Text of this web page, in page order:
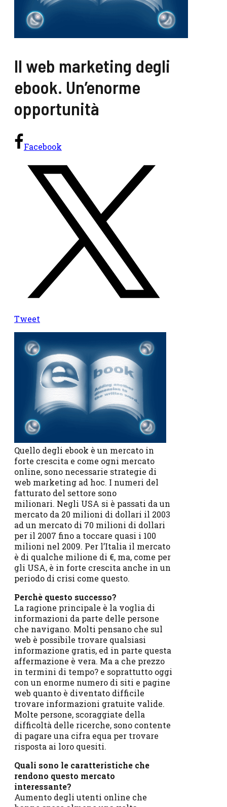
Il web marketing degli
ebook. Un’enorme
opportunità
Facebook
Tweet
Quello degli ebook è un mercato in
forte crescita e come ogni mercato
online, sono necessarie strategie di
web marketing ad hoc. I numeri del
fatturato del settore sono
milionari. Negli USA si è passati da un
mercato da 20 milioni di dollari il 2003
ad un mercato di 70 milioni di dollari
per il 2007 fino a toccare quasi i 100
milioni nel 2009. Per l’Italia il mercato
è di qualche milione di €, ma, come per
gli USA, è in forte crescita anche in un
periodo di crisi come questo.
Perchè questo successo?
La ragione principale è la voglia di
informazioni da parte delle persone
che navigano. Molti pensano che sul
web è possibile trovare qualsiasi
informazione gratis, ed in parte questa
affermazione è vera. Ma a che prezzo
in termini di tempo? e soprattutto oggi
con un enorme numero di siti e pagine
web quanto è diventato difficile
trovare informazioni gratuite valide.
Molte persone, scoraggiate della
difficoltà delle ricerche, sono contente
di pagare una cifra equa per trovare
risposta ai loro quesiti.
Quali sono le caratteristiche che
rendono questo mercato
interessante?
Aumento degli utenti online che